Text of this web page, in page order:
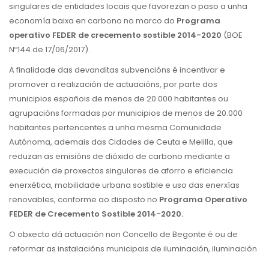
singulares de entidades locais que favorezan o paso a unha
economía baixa en carbono no marco do Programa
operativo FEDER de crecemento sostible 2014-2020 (BOE
Nº144 de 17/06/2017).
A finalidade das devanditas subvencións é incentivar e
promover a realización de actuacións, por parte dos
municipios españois de menos de 20.000 habitantes ou
agrupacións formadas por municipios de menos de 20.000
habitantes pertencentes a unha mesma Comunidade
Autónoma, ademais das Cidades de Ceuta e Melilla, que
reduzan as emisións de dióxido de carbono mediante a
execución de proxectos singulares de aforro e eficiencia
enerxética, mobilidade urbana sostible e uso das enerxías
renovables, conforme ao disposto no Programa Operativo
FEDER de Crecemento Sostible 2014-2020.
O obxecto dá actuación non Concello de Begonte é ou de
reformaras instalacións municipais de iluminación, iluminación